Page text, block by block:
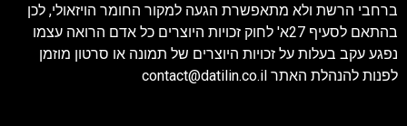
ברחבי הרשת ולא מתאפשרת הגעה למקור החומר הויזאולי, לכן
בהתאם לסעיף 27א' לחוק זכויות היוצרים כל אדם הרואה עצמו
נפגע עקב בעלות על זכויות היוצרים של תמונה או סרטון מוזמן
לפנות להנהלת האתר contact@datilin.co.il